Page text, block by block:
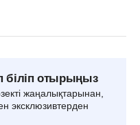
біліп отырыңыз
жаңалықтарынан,
эксклюзивтерден